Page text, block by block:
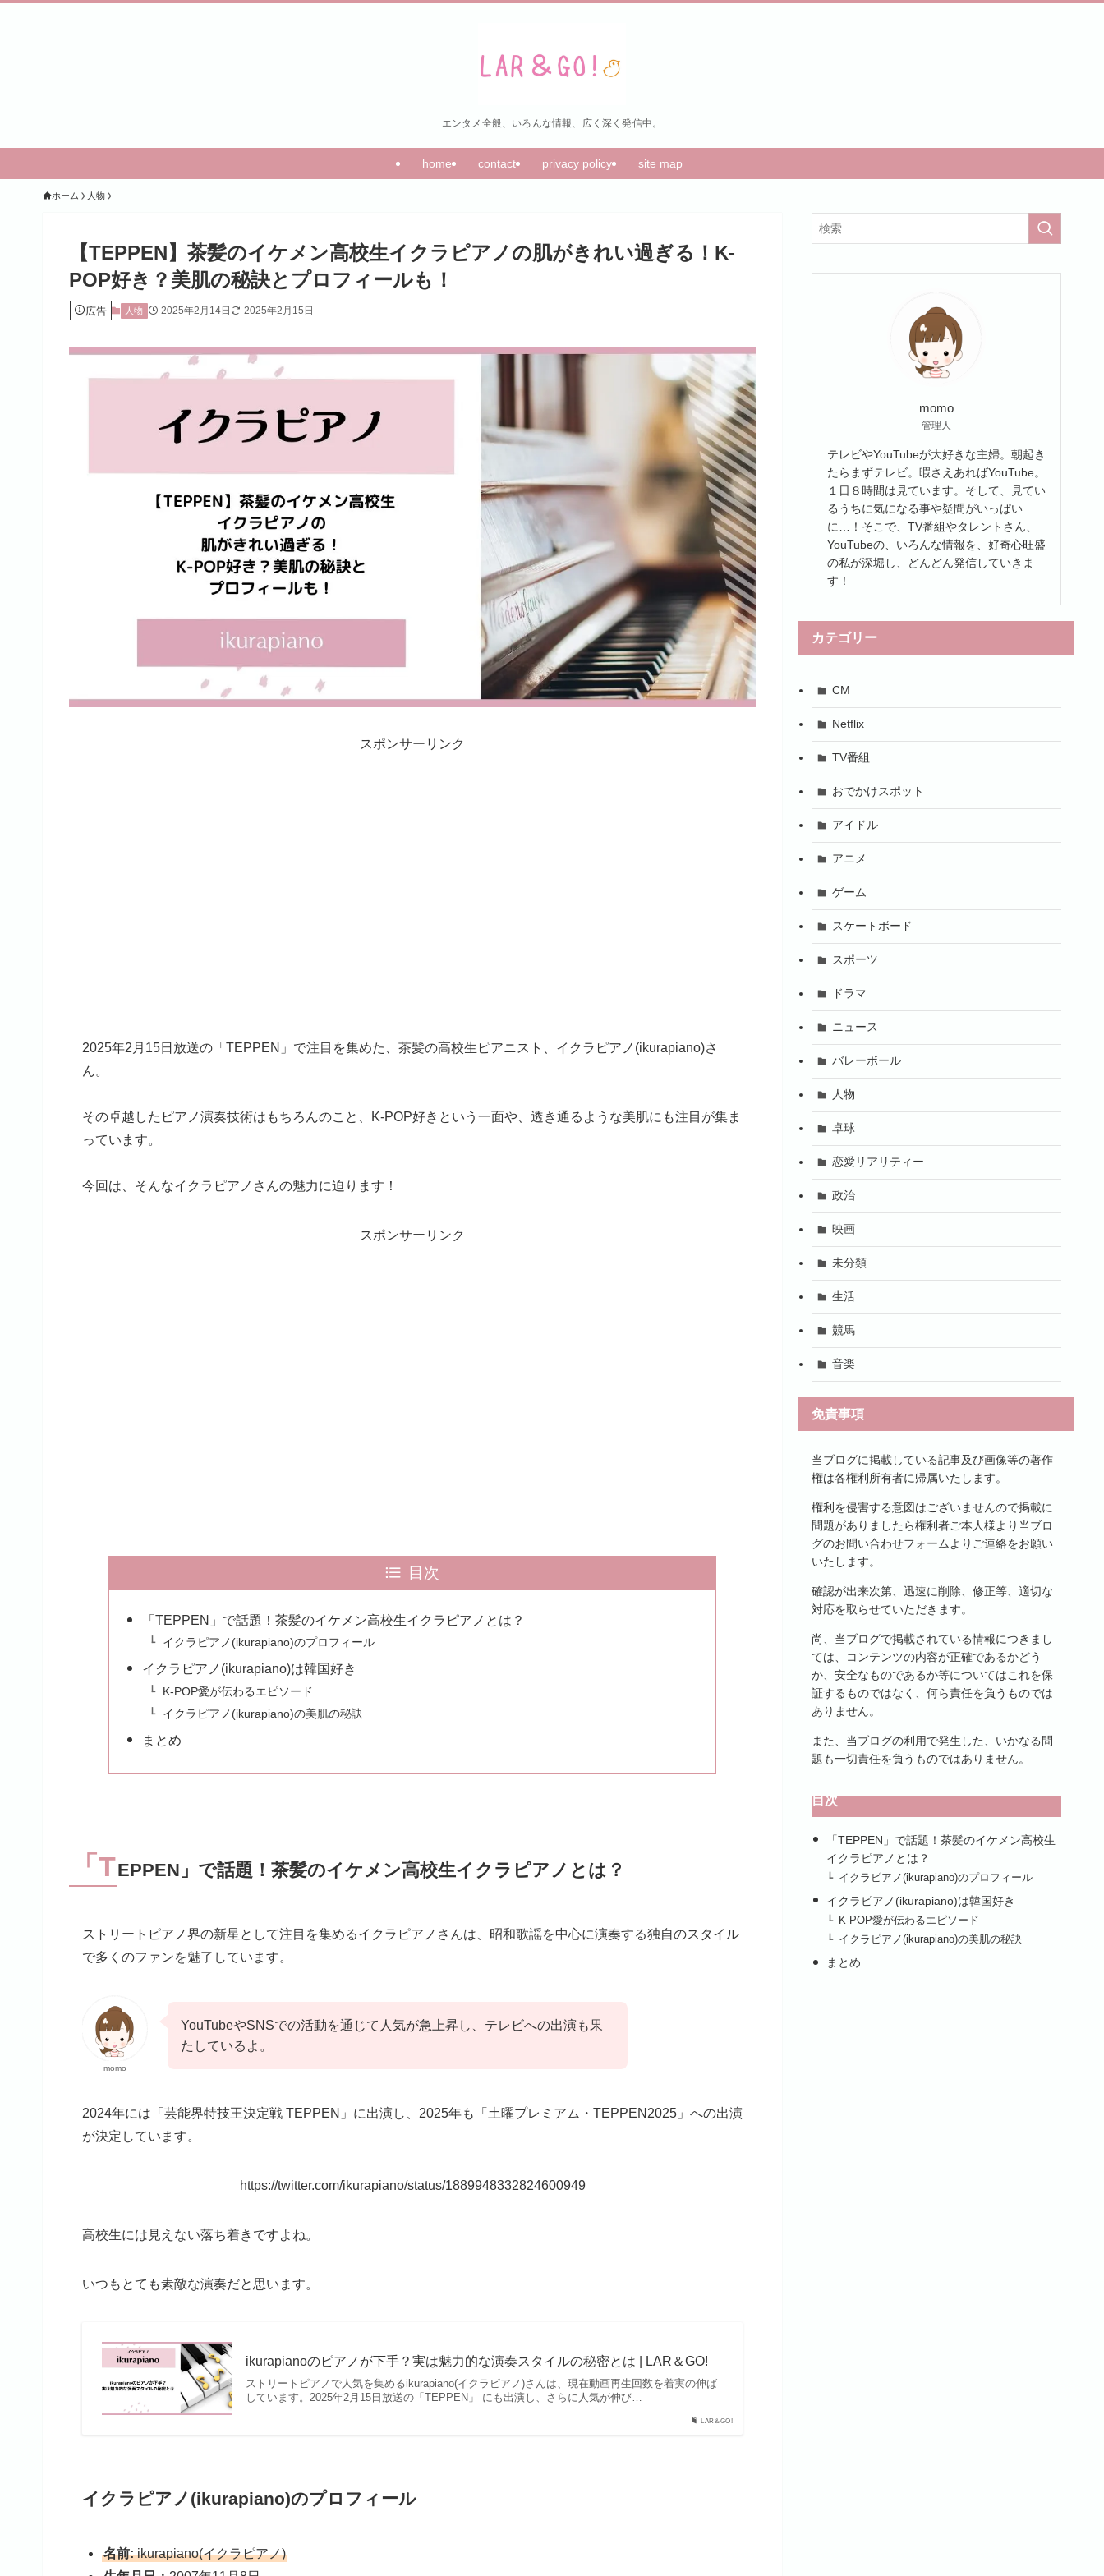
エンタメ全般、いろんな情報、広く深く発信中。
home contact privacy policy site map
ホーム 人物
【TEPPEN】茶髪のイケメン高校生イクラピアノの肌がきれい過ぎる！K-
POP好き？美肌の秘訣とプロフィールも！
広告 人物 2025年2月14日 2025年2月15日
スポンサーリンク
2025年2月15日放送の「TEPPEN」で注目を集めた、茶髪の高校生ピアニスト、イクラピアノ(ikurapiano)さ
ん。
その卓越したピアノ演奏技術はもちろんのこと、K-POP好きという一面や、透き通るような美肌にも注目が集ま
っています。
今回は、そんなイクラピアノさんの魅力に迫ります！
スポンサーリンク
目次
「TEPPEN」で話題！茶髪のイケメン高校生イクラピアノとは？
イクラピアノ(ikurapiano)のプロフィール
イクラピアノ(ikurapiano)は韓国好き
K-POP愛が伝わるエピソード
イクラピアノ(ikurapiano)の美肌の秘訣
まとめ
「TEPPEN」で話題！茶髪のイケメン高校生イクラピアノとは？
ストリートピアノ界の新星として注目を集めるイクラピアノさんは、昭和歌謡を中心に演奏する独自のスタイル
で多くのファンを魅了しています。
momo
YouTubeやSNSでの活動を通じて人気が急上昇し、テレビへの出演も果
たしているよ。
2024年には「芸能界特技王決定戦 TEPPEN」に出演し、2025年も「土曜プレミアム・TEPPEN2025」への出演
が決定しています。
https://twitter.com/ikurapiano/status/1889948332824600949
高校生には見えない落ち着きですよね。
いつもとても素敵な演奏だと思います。
LAR＆GO!
ikurapianoのピアノが下手？実は魅力的な演奏スタイルの秘密とは | LAR＆GO!
ストリートピアノで人気を集めるikurapiano(イクラピアノ)さんは、現在動画再生回数を着実の伸ば
しています。2025年2月15日放送の「TEPPEN」 にも出演し、さらに人気が伸び…
イクラピアノ(ikurapiano)のプロフィール
名前:ikurapiano(イクラピアノ)
momo
管理人
テレビやYouTubeが大好きな主婦。朝起き
たらまずテレビ。暇さえあればYouTube。
１日８時間は見ています。そして、見てい
るうちに気になる事や疑問がいっぱい
に…！そこで、TV番組やタレントさん、
YouTubeの、いろんな情報を、好奇心旺盛
の私が深堀し、どんどん発信していきま
す！
カテゴリー
CM
Netflix
TV番組
おでかけスポット
アイドル
アニメ
ゲーム
スケートボード
スポーツ
ドラマ
ニュース
バレーボール
人物
卓球
恋愛リアリティー
政治
映画
未分類
生活
競馬
音楽
免責事項
当ブログに掲載している記事及び画像等の著作
権は各権利所有者に帰属いたします。
権利を侵害する意図はございませんので掲載に
問題がありましたら権利者ご本人様より当ブロ
グのお問い合わせフォームよりご連絡をお願い
いたします。
確認が出来次第、迅速に削除、修正等、適切な
対応を取らせていただきます。
尚、当ブログで掲載されている情報につきまし
ては、コンテンツの内容が正確であるかどう
か、安全なものであるか等についてはこれを保
証するものではなく、何ら責任を負うものでは
ありません。
また、当ブログの利用で発生した、いかなる問
題も一切責任を負うものではありません。
目次
「TEPPEN」で話題！茶髪のイケメン高校生
イクラピアノとは？
イクラピアノ(ikurapiano)のプロフィール
イクラピアノ(ikurapiano)は韓国好き
K-POP愛が伝わるエピソード
イクラピアノ(ikurapiano)の美肌の秘訣
まとめ